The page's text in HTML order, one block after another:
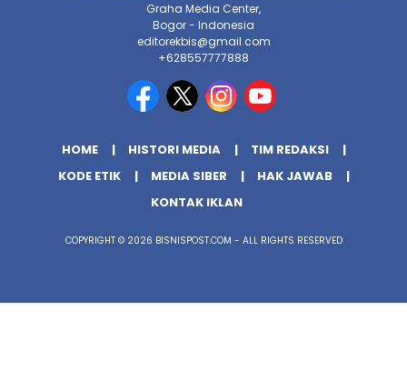
Graha Media Center,
Bogor - Indonesia
editorekbis@gmail.com
+628557777888
HOME HISTORI MEDIA
TIM REDAKSI
KODE ETIK
MEDIA SIBER
HAK JAWAB
KONTAK IKLAN
COPYRIGHT © 2026 BISNISPOST.COM - ALL RIGHTS RESERVED